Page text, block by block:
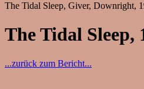
The Tidal Sleep, Giver, Downright,
The Tidal Sleep,
...zurück zum Bericht...